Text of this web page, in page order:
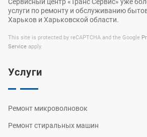
услуги по ремонту и обслуживанию
Харьков и Харьковской области.
This site is protected by reCAPTCHA and the Google
Service apply.
Услуги
Ремонт микроволновок
Ремонт стиральных машин